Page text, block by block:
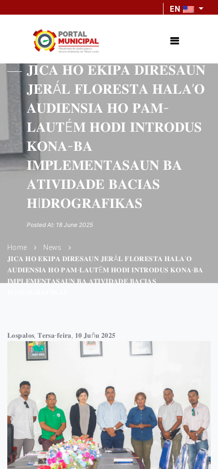
EN
𝐉𝐈𝐂𝐀 𝐇𝐎 𝐄𝐊𝐈𝐏𝐀 𝐃𝐈𝐑𝐄𝐒𝐀𝐔𝐍
𝐉𝐄𝐑Á𝐋 𝐅𝐋𝐎𝐑𝐄𝐒𝐓𝐀 𝐇𝐀𝐋𝐀’𝐎
𝐀𝐔𝐃𝐈𝐄𝐍𝐒𝐈𝐀 𝐇𝐎 𝐏𝐀𝐌-
𝐋𝐀𝐔𝐓É𝐌 𝐇𝐎𝐃𝐈 𝐈𝐍𝐓𝐑𝐎𝐃𝐔𝐒
𝐊𝐎𝐍𝐀-𝐁𝐀
𝐈𝐌𝐏𝐋𝐄𝐌𝐄𝐍𝐓𝐀𝐒𝐀𝐔𝐍 𝐁𝐀
𝐀𝐓𝐈𝐕𝐈𝐃𝐀𝐃𝐄 𝐁𝐀𝐂𝐈𝐀𝐒
𝐇I𝐃𝐑𝐎𝐆𝐑𝐀𝐅𝐈𝐊𝐀𝐒
Posted At: 18 June 2025
Home
News
𝐉𝐈𝐂𝐀 𝐇𝐎 𝐄𝐊𝐈𝐏𝐀 𝐃𝐈𝐑𝐄𝐒𝐀𝐔𝐍 𝐉𝐄𝐑Á𝐋 𝐅𝐋𝐎𝐑𝐄𝐒𝐓𝐀 𝐇𝐀𝐋𝐀’𝐎
𝐀𝐔𝐃𝐈𝐄𝐍𝐒𝐈𝐀 𝐇𝐎 𝐏𝐀𝐌-𝐋𝐀𝐔𝐓É𝐌 𝐇𝐎𝐃𝐈 𝐈𝐍𝐓𝐑𝐎𝐃𝐔𝐒 𝐊𝐎𝐍𝐀-𝐁𝐀
𝐈𝐌𝐏𝐋𝐄𝐌𝐄𝐍𝐓𝐀𝐒𝐀𝐔𝐍 𝐁𝐀 𝐀𝐓𝐈𝐕𝐈𝐃𝐀𝐃𝐄 𝐁𝐀𝐂𝐈𝐀𝐒
𝐋𝐨𝐬𝐩𝐚𝐥𝐨𝐬, 𝐓𝐞𝐫𝐬𝐚-𝐟𝐞𝐢𝐫𝐚, 𝟏𝟎 𝐉𝐮ñ𝐮 𝟐𝟎𝟐𝟓